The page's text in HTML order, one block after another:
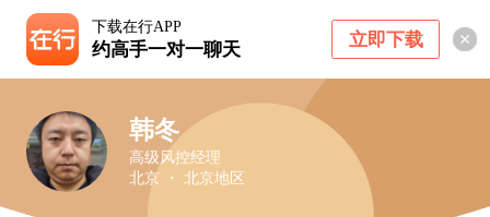
下载在行APP
约高手一对一聊天 立即下载
韩冬
高级风控经理
北京 ・ 北京地区